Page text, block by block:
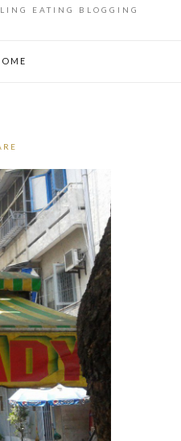
EATING BLOGGING